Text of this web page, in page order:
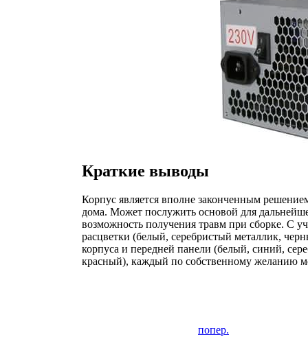
Краткие выводы
Корпус является вполне законченным
дома. Может послужить основой для
возможность получения травм при сборке. С
расцветки (белый, серебристый металлик,
корпуса и передней панели (белый, синий,
красный), каждый по собственному желанию
попер.